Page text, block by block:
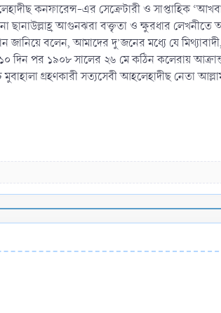
কনফারেন্স-এর সেক্রেটারী ও সাপ্তাহিক
ছানাউল্লাহ্র আগুনঝরা বক্তৃতা ও ক্ষুরধার লেখনীতে
জানিয়ে বলেন, আমাদের দু’জনের মধ্যে যে
দিন পর ১৯০৮ সালের ২৬ মে কঠিন কলেরায়
গ্রহণকারী সত্যসেবী আহলেহাদীছ নেতা